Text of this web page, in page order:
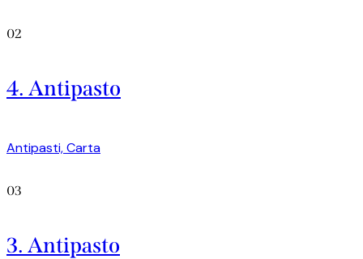
02
4. Antipasto
Antipasti,Carta
03
3. Antipasto